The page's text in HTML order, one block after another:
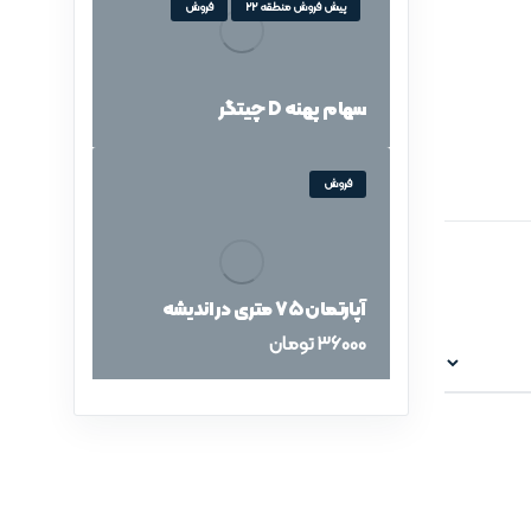
پیش فروش منطقه 22 فروش
سهام پهنه D چیتگر
فروش
آپارتمان ۷۵ متری در اندیشه
36000تومان